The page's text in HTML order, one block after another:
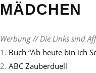
MÄDCHEN
Werbung // Die Links sind
1. Buch “Ab heute bin ich
2. ABC Zauberduell